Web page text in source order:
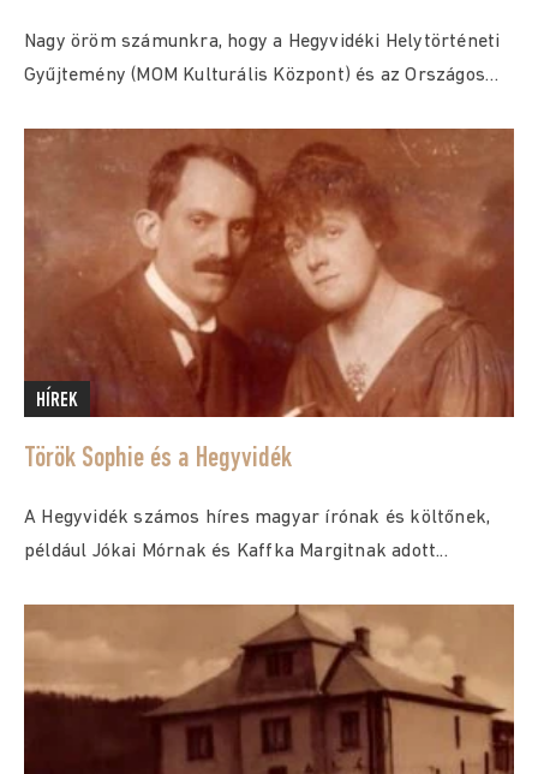
Nagy öröm számunkra, hogy a Hegyvidéki Helytörténeti
Gyűjtemény (MOM Kulturális Központ) és az Országos
HÍREK
Török Sophie és a Hegyvidék
A Hegyvidék számos híres magyar írónak és költőnek,
például Jókai Mórnak és Kaffka Margitnak adott...